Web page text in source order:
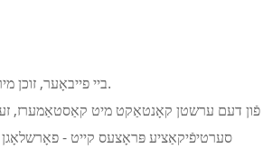
ביי פייבאָער, זוכן מיר שטענדיק נייע לאַנג-טערמין פּאַרטנערס צו צוזאַמען אויסברייטערן די בראַנד און מאַרק מיט אונדזערע הויך-קוואַליטעט פּראָדוקטן.
פֿון דעם ערשטן קאָנטאַקט מיט קאַסטאַמערז,